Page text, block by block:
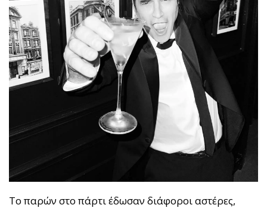
Το παρών στο πάρτι έδωσαν διάφοροι αστέρες,